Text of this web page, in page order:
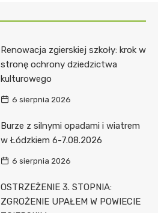
Renowacja zgierskiej szkoły: krok w
stronę ochrony dziedzictwa
kulturowego
6 sierpnia 2026
Burze z silnymi opadami i wiatrem
w Łódzkiem 6-7.08.2026
6 sierpnia 2026
OSTRZEŻENIE 3. STOPNIA:
ZGROŻENIE UPAŁEM W POWIECIE